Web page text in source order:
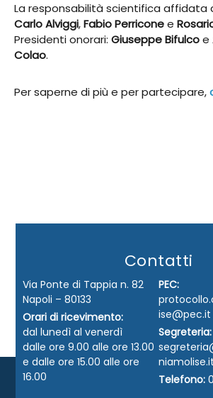
La responsabilità scientifica affidata
Carlo Alviggi,Fabio Perriconee
Presidenti onorari: Giuseppe Bifulcoe
Colao.
Per saperne di più e per partecipare,
Contatti
Via Ponte di Tappia n. 82
Napoli – 80133
Orari di ricevimento:
dal lunedì al venerdì
dalle ore 9.00 alle ore 13.00
e dalle ore 15.00 alle ore
16.00
PEC:
ise@pec.it
Segreteria:
niamolise.it
Telefono: